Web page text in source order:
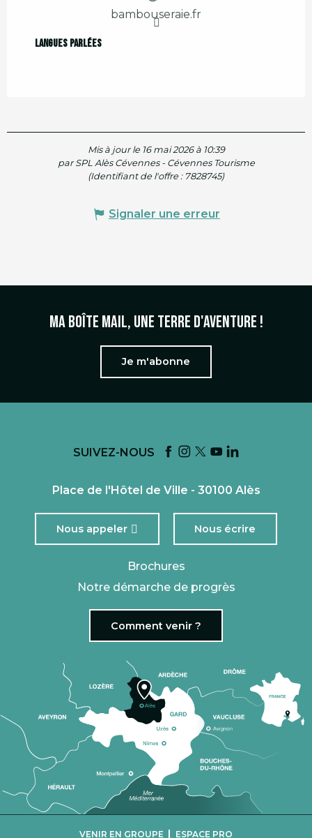
bambouseraie.fr
Langues parlées
Langues parlées
Mis à jour le 16 mai 2026 à 10:39
par SPL Alès Cévennes - Cévennes Tourisme
(Identifiant de l'offre : 7828745)
Signaler une erreur
Ma boîte mail, une terre d'aventure !
Je m'abonne
SUIVEZ-NOUS
Place de l'Hôtel de Ville - 30100 Alès
Nous appeler Nous écrire
Brochures
Notre démarche de progrès
Comment venir ?
VENIR EN GROUPE | ESPACE PRO